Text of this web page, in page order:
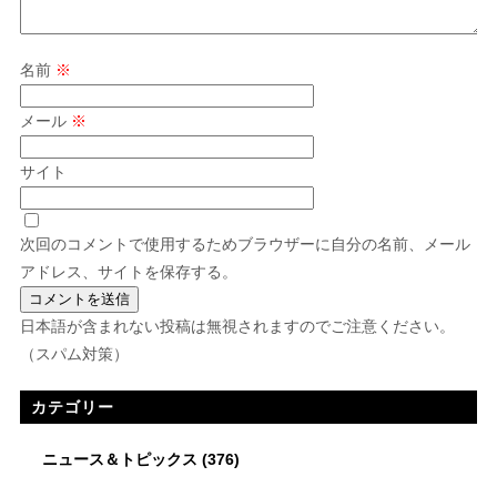
名前 ※
メール ※
サイト
次回のコメントで使用するためブラウザーに自分の名前、メール
アドレス、サイトを保存する。
日本語が含まれない投稿は無視されますのでご注意ください。
（スパム対策）
カテゴリー
ニュース＆トピックス (376)